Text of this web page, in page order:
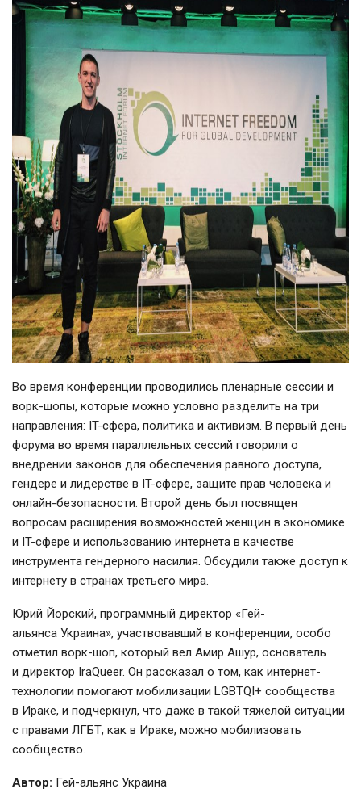
Во время конференции проводились пленарные сессии и
ворк-шопы, которые можно условно разделить на три
направления: IT-сфера, политика и активизм. В первый день
форума во время параллельных сессий говорили о
внедрении законов для обеспечения равного доступа,
гендере и лидерстве в IT-сфере, защите прав человека и
онлайн-безопасности. Второй день был посвящен
вопросам расширения возможностей женщин в экономике
и IT-сфере и использованию интернета в качестве
инструмента гендерного насилия. Обсудили также доступ к
интернету в странах третьего мира.
Юрий Йорский, программный директор «Гей-
альянса Украина», участвовавший в конференции, особо
отметил ворк-шоп, который вел Амир Ашур, основатель
и директор IraQueer. Он рассказал о том, как интернет-
технологии помогают мобилизации LGBTQI+ сообщества
в Ираке, и подчеркнул, что даже в такой тяжелой ситуации
с правами ЛГБТ, как в Ираке, можно мобилизовать
сообщество.
Автор: Гей-альянс Украина